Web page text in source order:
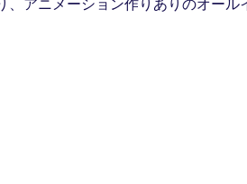
、アニメーション作りありのオー